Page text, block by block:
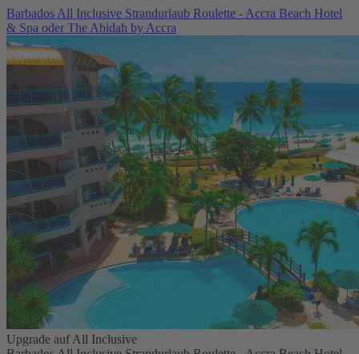
Barbados All Inclusive Strandurlaub Roulette - Accra Beach Hotel
& Spa oder The Abidah by Accra
Upgrade auf All Inclusive